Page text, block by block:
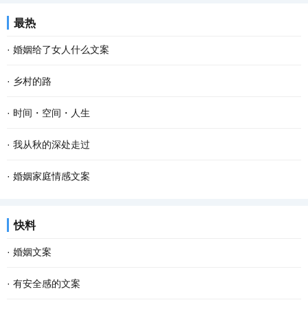
最热
· 婚姻给了女人什么文案
· 乡村的路
· 时间・空间・人生
· 我从秋的深处走过
· 婚姻家庭情感文案
快料
· 婚姻文案
· 有安全感的文案